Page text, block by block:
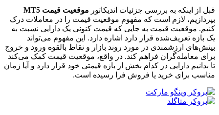
قبل از اینکه به بررسی جزئیات اندیکاتور موقعیت قیمت MT5
بپردازیم، لازم است که مفهوم موقعیت قیمت را در معاملات درک
کنیم. موقعیت قیمت به جایی که قیمت کنونی یک دارایی نسبت به
یک بازه تعریف‌شده قرار دارد اشاره دارد. این مفهوم می‌تواند
بینش‌های ارزشمندی در مورد روند بازار و نقاط بالقوه ورود و خروج
برای معامله‌گران فراهم کند. در واقع، موقعیت قیمت کمک می‌کند
تا بدانیم دارایی در کدام بخش از بازه قیمتی خود قرار دارد و آیا زمان
مناسب برای خرید یا فروش فرا رسیده است.